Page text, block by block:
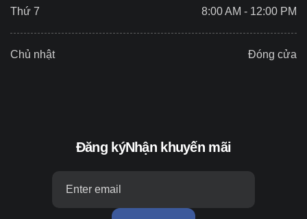
Thứ 7 8:00 AM - 12:00 PM
Chủ nhật Đóng cửa
Đăng kýNhận khuyến mãi